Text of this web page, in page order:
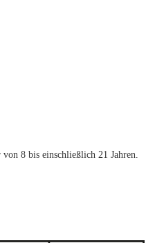
8 bis einschließlich 21 Jahren.